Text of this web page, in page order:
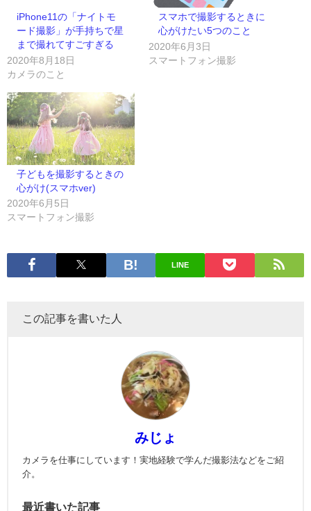
iPhone11の「ナイトモ
ード撮影」が手持ちで星
まで撮れてすごすぎる
2020年8月18日
カメラのこと
スマホで撮影するときに
心がけたい5つのこと
2020年6月3日
スマートフォン撮影
子どもを撮影するときの
心がけ(スマホver)
2020年6月5日
スマートフォン撮影
LINE
この記事を書いた人
みじょ
カメラを仕事にしています！実地経験で学んだ撮影法などをご紹
介。
最近書いた記事